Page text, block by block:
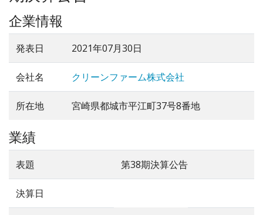
企業情報
発表日 2021年07月30日
会社名 クリーンファーム株式会社
所在地 宮崎県都城市平江町37号8番地
業績
表題 第38期決算公告
決算日